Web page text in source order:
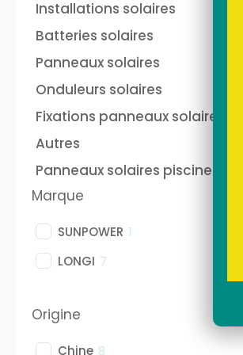
plug and play Anker
Installations solaires
Batteries solaires
Panneaux solaires
Onduleurs solaires
Fixations panneaux solaires
Autres
Panneaux solaires piscine
Marque
SUNPOWER 1
LONGI 7
Origine
Chine 8